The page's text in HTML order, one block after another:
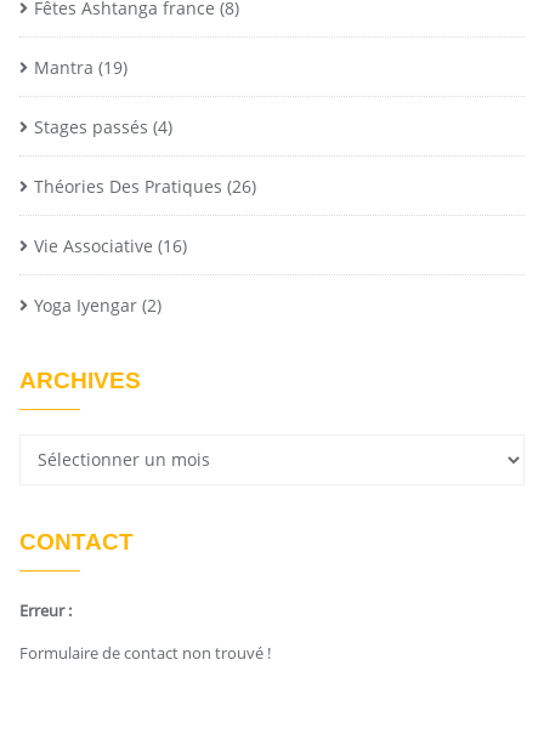
Fêtes Ashtanga france (8)
Mantra (19)
Stages passés (4)
Théories Des Pratiques (26)
Vie Associative (16)
Yoga Iyengar (2)
ARCHIVES
CONTACT
Erreur :
Formulaire de contact non trouvé !